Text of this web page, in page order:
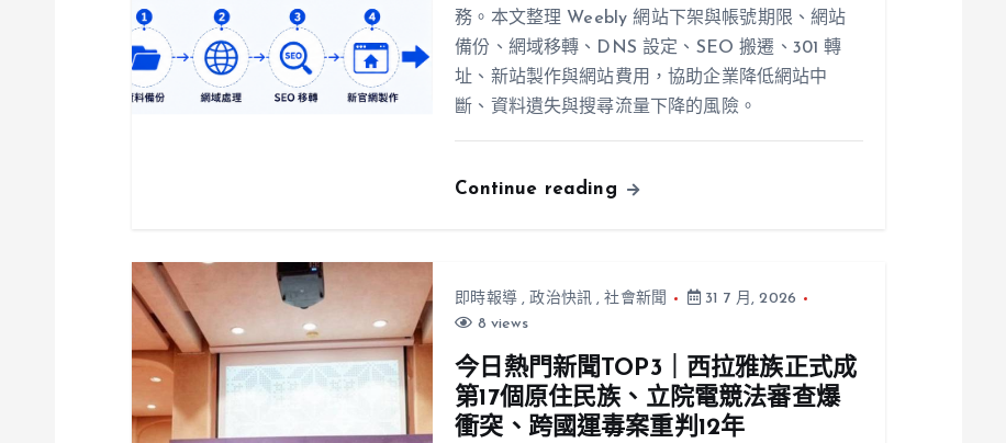
務。本文整理 Weebly 網站下架與帳號期限、網站
備份、網域移轉、DNS 設定、SEO 搬遷、301 轉
址、新站製作與網站費用，協助企業降低網站中
斷、資料遺失與搜尋流量下降的風險。
Continue reading
即時報導,政治快訊,社會新聞
31 7 月, 2026
8 views
今日熱門新聞TOP3｜西拉雅族正式成
第17個原住民族、立院電競法審查爆
衝突、跨國運毒案重判12年